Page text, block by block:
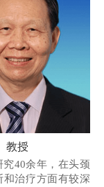
教授
究40余年，在头颈
和治疗方面有较深